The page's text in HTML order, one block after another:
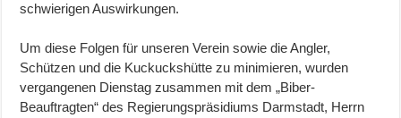
schwierigen Auswirkungen.
Um diese Folgen für unseren Verein sowie die Angler,
Schützen und die Kuckuckshütte zu minimieren, wurden
vergangenen Dienstag zusammen mit dem „Biber-
Beauftragten“ des Regierungspräsidiums Darmstadt, Herrn